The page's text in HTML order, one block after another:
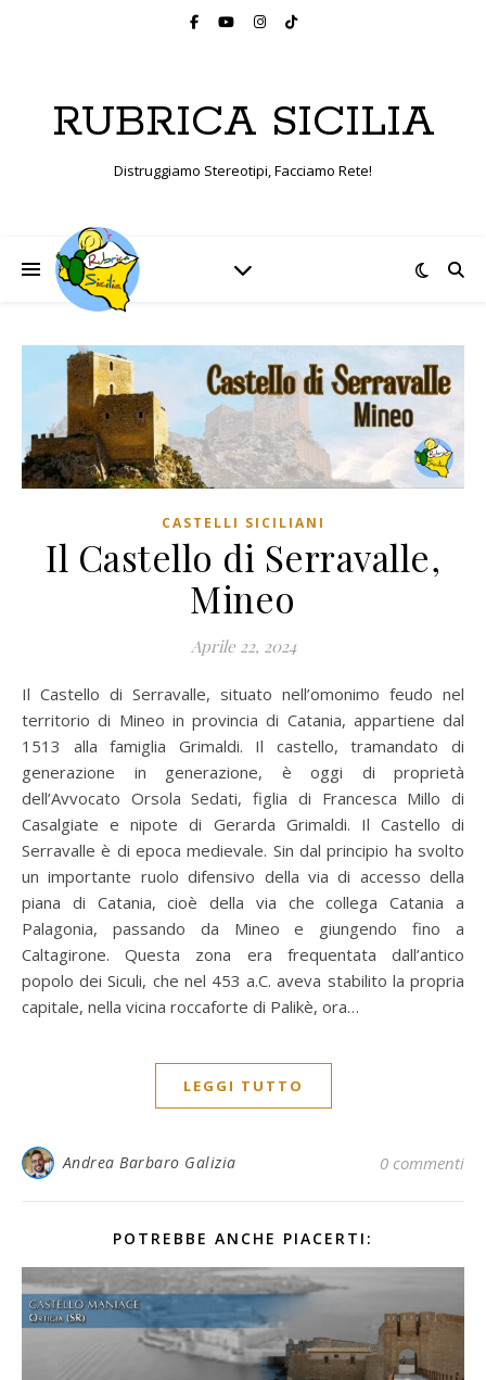
RUBRICA SICILIA
Distruggiamo Stereotipi, Facciamo Rete!
CASTELLI SICILIANI
Il Castello di Serravalle,
Mineo
Aprile 22, 2024
Il Castello di Serravalle, situato nell’omonimo feudo nel
territorio di Mineo in provincia di Catania, appartiene dal
1513 alla famiglia Grimaldi. Il castello, tramandato di
generazione in generazione, è oggi di proprietà
dell’Avvocato Orsola Sedati, figlia di Francesca Millo di
Casalgiate e nipote di Gerarda Grimaldi. Il Castello di
Serravalle è di epoca medievale. Sin dal principio ha svolto
un importante ruolo difensivo della via di accesso della
piana di Catania, cioè della via che collega Catania a
Palagonia, passando da Mineo e giungendo fino a
Caltagirone. Questa zona era frequentata dall’antico
popolo dei Siculi, che nel 453 a.C. aveva stabilito la propria
capitale, nella vicina roccaforte di Palikè, ora…
LEGGI TUTTO
Andrea Barbaro Galizia 0 commenti
POTREBBE ANCHE PIACERTI: